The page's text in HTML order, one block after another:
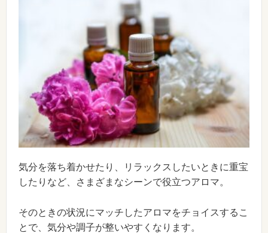
気分を落ち着かせたり、リラックスしたいときに重宝
したりなど、さまざまなシーンで役立つアロマ。
そのときの状況にマッチしたアロマをチョイスするこ
とで、気分や調子が整いやすくなります。